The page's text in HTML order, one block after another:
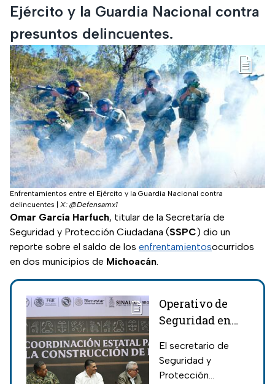
Ejército y la Guardia Nacional contra
presuntos delincuentes.
Enfrentamientos entre el Ejército y la Guardia Nacional contra
delincuentes
X: @Defensamx1
Omar García Harfuch, titular de la Secretaría de
Seguridad y Protección Ciudadana (SSPC) dio un
reporte sobre el saldo de los enfrentamientosocurridos
en dos municipios de Michoacán.
Operativo de
Seguridad en
Nochebuena y
Navidad; Omar
El secretario de
Seguridad y
Protección